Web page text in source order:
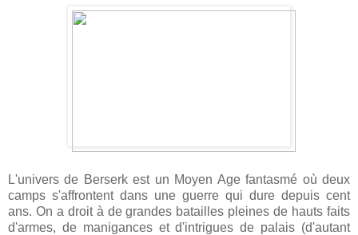
L'univers de Berserk est un Moyen Age fantasmé où deux
camps s'affrontent dans une guerre qui dure depuis cent
ans. On a droit à de grandes batailles pleines de hauts faits
d'armes, de manigances et d'intrigues de palais (d'autant